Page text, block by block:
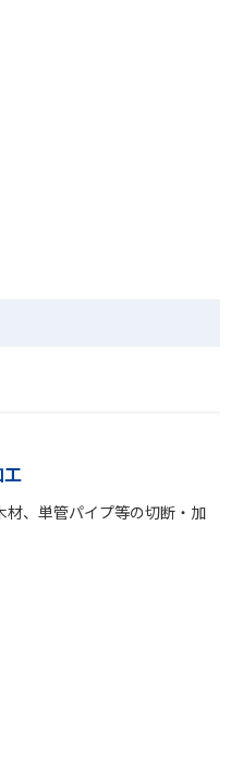
材、単管パイプ等の切断・加